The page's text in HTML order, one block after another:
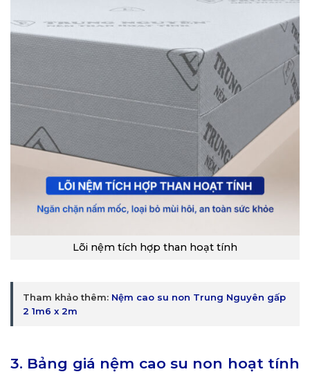
Lõi nệm tích hợp than hoạt tính
Tham khảo thêm: Nệm cao su non Trung Nguyên gấp
2 1m6 x 2m
3. Bảng giá nệm cao su non hoạt tính